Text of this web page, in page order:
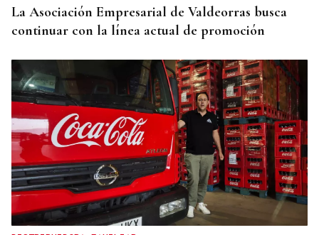
La Asociación Empresarial de Valdeorras busca
continuar con la línea actual de promoción